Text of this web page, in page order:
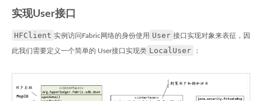
实现User接口
HFClient 实例访问Fabric网络的身份使用 User 接口实现对象来表征，因
此我们需要定义一个简单的 User接口实现类 LocalUser ：